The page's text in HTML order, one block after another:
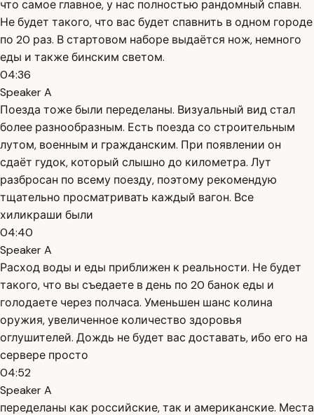
что самое главное, у нас полностью рандомный спавн.
Не будет такого, что вас будет спавнить в одном городе
по 20 раз. В стартовом наборе выдаётся нож, немного
еды и также бинским светом.
04:36
Speaker A
Поезда тоже были переделаны. Визуальный вид стал
более разнообразным. Есть поезда со строительным
лутом, военным и гражданским. При появлении он
сдаёт гудок, который слышно до километра. Лут
разбросан по всему поезду, поэтому рекомендую
тщательно просматривать каждый вагон. Все
хиликраши были
04:40
Speaker A
Расход воды и еды приближен к реальности. Не будет
такого, что вы съедаете в день по 20 банок еды и
голодаете через полчаса. Уменьшен шанс колина
оружия, увеличенное количество здоровья
оглушителей. Дождь не будет вас доставать, ибо его на
сервере просто
04:52
Speaker A
переделаны как российские, так и американские. Места